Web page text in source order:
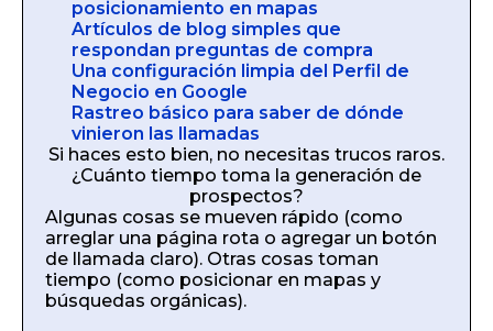
posicionamiento en mapas
Artículos de blog simples que
respondan preguntas de compra
Una configuración limpia del Perfil de
Negocio en Google
Rastreo básico para saber de dónde
vinieron las llamadas
Si haces esto bien, no necesitas trucos raros.
¿Cuánto tiempo toma la generación de
prospectos?
Algunas cosas se mueven rápido (como
arreglar una página rota o agregar un botón
de llamada claro). Otras cosas toman
tiempo (como posicionar en mapas y
búsquedas orgánicas).